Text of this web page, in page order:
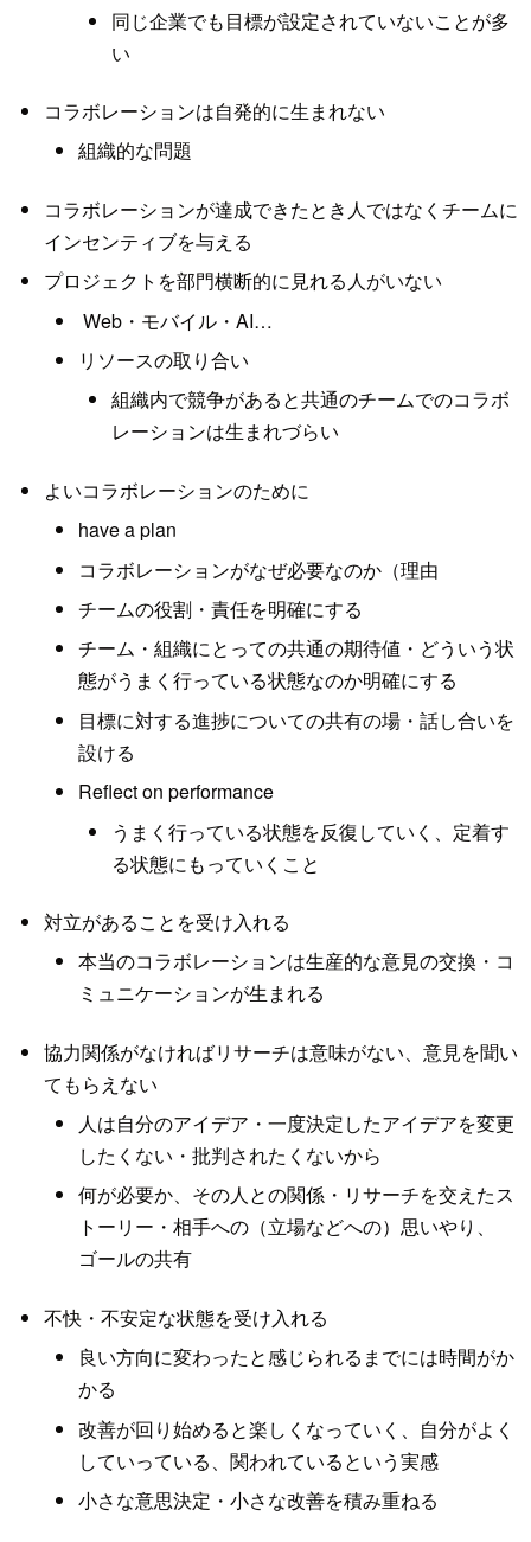
同じ企業でも目標が設定されていないことが多
い
コラボレーションは自発的に生まれない
組織的な問題
コラボレーションが達成できたとき人ではなくチームに
インセンティブを与える
プロジェクトを部門横断的に見れる人がいない
Web・モバイル・AI…
リソースの取り合い
組織内で競争があると共通のチームでのコラボ
レーションは生まれづらい
よいコラボレーションのために
have a plan
コラボレーションがなぜ必要なのか（理由
チームの役割・責任を明確にする
チーム・組織にとっての共通の期待値・どういう状
態がうまく行っている状態なのか明確にする
目標に対する進捗についての共有の場・話し合いを
設ける
Reflect on performance
うまく行っている状態を反復していく、定着す
る状態にもっていくこと
対立があることを受け入れる
本当のコラボレーションは生産的な意見の交換・コ
ミュニケーションが生まれる
協力関係がなければリサーチは意味がない、意見を聞い
てもらえない
人は自分のアイデア・一度決定したアイデアを変更
したくない・批判されたくないから
何が必要か、その人との関係・リサーチを交えたス
トーリー・相手への（立場などへの）思いやり、
ゴールの共有
不快・不安定な状態を受け入れる
良い方向に変わったと感じられるまでには時間がか
かる
改善が回り始めると楽しくなっていく、自分がよく
していっている、関われているという実感
小さな意思決定・小さな改善を積み重ねる